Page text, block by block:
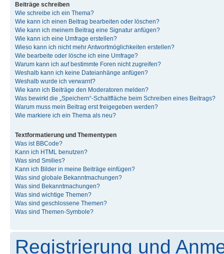
Beiträge schreiben
Wie schreibe ich ein Thema?
Wie kann ich einen Beitrag bearbeiten oder löschen?
Wie kann ich meinem Beitrag eine Signatur anfügen?
Wie kann ich eine Umfrage erstellen?
Wieso kann ich nicht mehr Antwortmöglichkeiten erstellen?
Wie bearbeite oder lösche ich eine Umfrage?
Warum kann ich auf bestimmte Foren nicht zugreifen?
Weshalb kann ich keine Dateianhänge anfügen?
Weshalb wurde ich verwarnt?
Wie kann ich Beiträge den Moderatoren melden?
Was bewirkt die „Speichern“-Schaltfläche beim Schreiben eines Beitrags?
Warum muss mein Beitrag erst freigegeben werden?
Wie markiere ich ein Thema als neu?
Textformatierung und Thementypen
Was ist BBCode?
Kann ich HTML benutzen?
Was sind Smilies?
Kann ich Bilder in meine Beiträge einfügen?
Was sind globale Bekanntmachungen?
Was sind Bekanntmachungen?
Was sind wichtige Themen?
Was sind geschlossene Themen?
Was sind Themen-Symbole?
Registrierung und